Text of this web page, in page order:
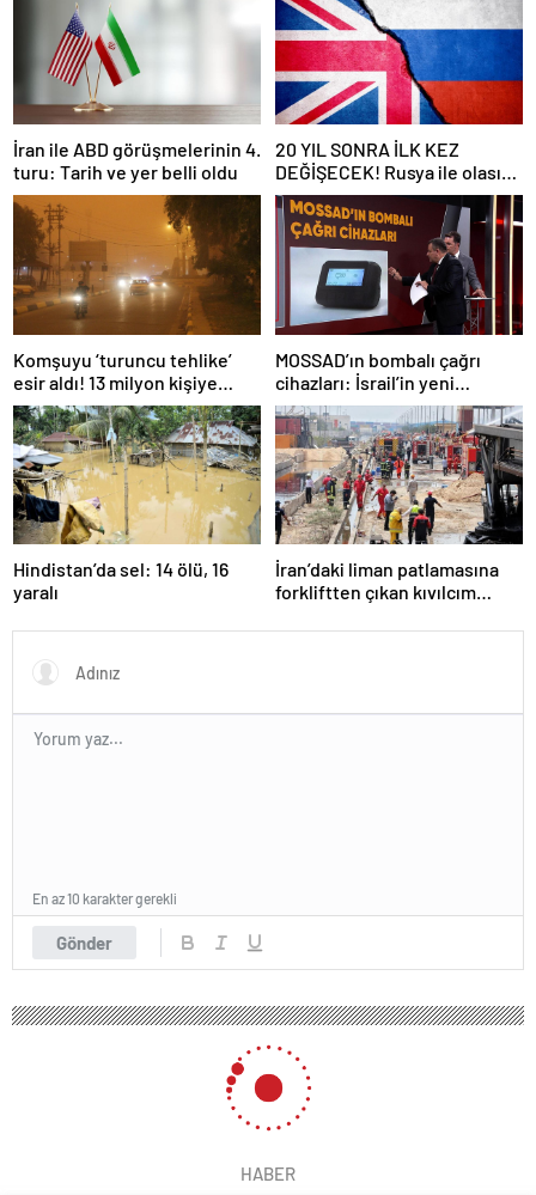
İran ile ABD görüşmelerinin 4.
turu: Tarih ve yer belli oldu
20 YIL SONRA İLK KEZ
DEĞİŞECEK! Rusya ile olası
savaş… İngiltere’nin gizli
planı güncelleniyor!
Komşuyu ‘turuncu tehlike’
esir aldı! 13 milyon kişiye
“evde kalın” uyarısı…
MOSSAD’ın bombalı çağrı
cihazları: İsrail’in yeni
suikastını MİT önledi
Hindistan’da sel: 14 ölü, 16
yaralı
İran’daki liman patlamasına
forkliftten çıkan kıvılcım
Gönder
En az 10 karakter gerekli
HABER